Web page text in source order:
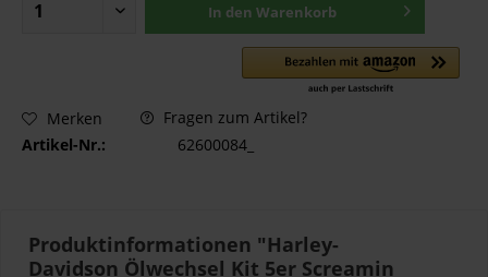
In den Warenkorb
Merken
Fragen zum Artikel?
Artikel-Nr.:
62600084_
Produktinformationen "Harley-
Davidson Ölwechsel Kit 5er Screamin